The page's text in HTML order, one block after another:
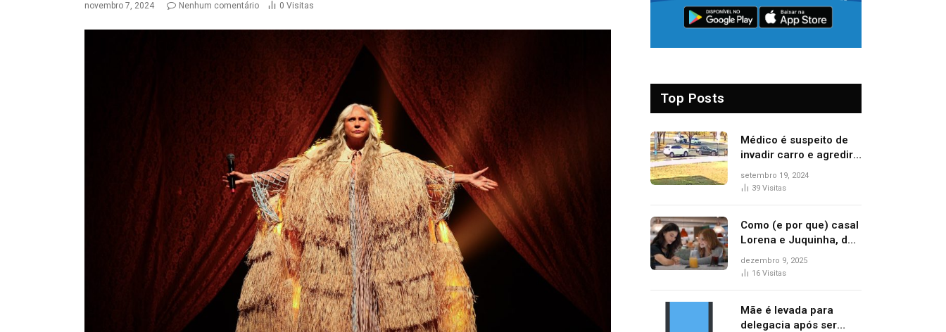
novembro 7, 2024 Nenhum comentário 0 Visitas
Top Posts
Médico é suspeito de
invadir carro e agredir
delegado aposentado
durante confusão no
setembro 19, 2024
39 Visitas
Como (e por que) casal
Lorena e Juquinha, de
‘Três Graças’, ganhou
repercussão
dezembro 9, 2025
16 Visitas
Mãe é levada para
delegacia após ser